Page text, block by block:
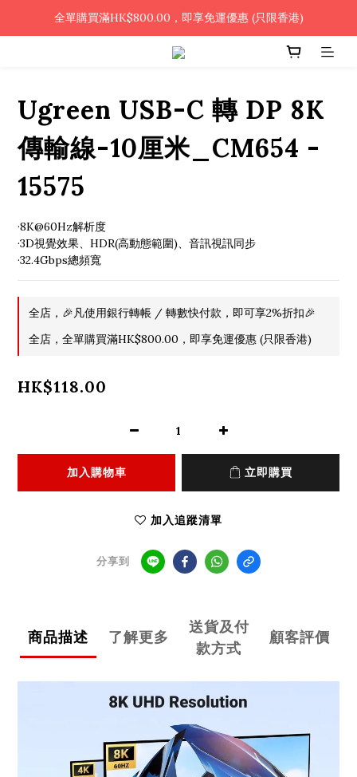
🎉凡使用銀行轉帳 / 轉數快付款，即可享2%優惠🎉
全單購買滿HK$800.00，即享免運優惠 (只限香港)
🎉凡使用銀行轉帳 / 轉數快付款，即可享2%優惠🎉
Ugreen USB-C 轉 DP 8K
傳輸線-10厘米_CM654 -
15575
·8K@60Hz解析度
·3D視覺效果、HDR(高動態範圍)、音訊視訊同步
·32.4Gbps總頻寬
全店，🎉凡使用銀行轉帳 / 轉數快付款，即可享2%折扣🎉
全店，全單購買滿HK$800.00，即享免運優惠 (只限香港)
HK$118.00
加入購物車 立即購買
加入追蹤清單
分享到
商品描述 了解更多
送貨及付
款方式
顧客評價